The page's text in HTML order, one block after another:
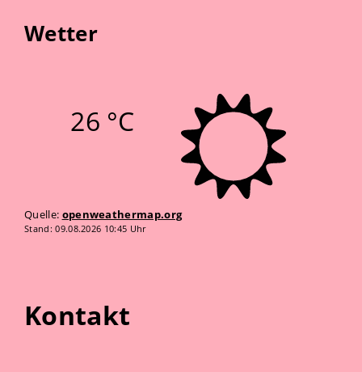
Wetter
26 °C
Quelle: openweathermap.org
Stand: 09.08.2026 10:45 Uhr
Kontakt